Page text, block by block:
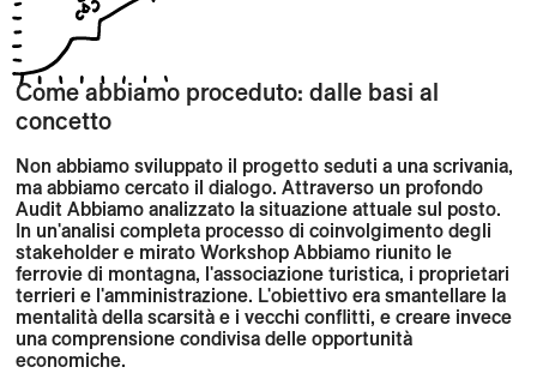
Come abbiamo proceduto: dalle basi al
concetto
Non abbiamo sviluppato il progetto seduti a una scrivania,
ma abbiamo cercato il dialogo. Attraverso un profondo
Audit Abbiamo analizzato la situazione attuale sul posto.
In un'analisi completa processo di coinvolgimento degli
stakeholder e miratoWorkshop Abbiamo riunito le
ferrovie di montagna, l'associazione turistica, i proprietari
terrieri e l'amministrazione. L'obiettivo era smantellare la
mentalità della scarsità e i vecchi conflitti, e creare invece
una comprensione condivisa delle opportunità
economiche.